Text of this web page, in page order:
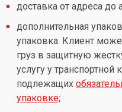
доставка от адреса до
дополнительная
упаковка. Клиент
груз в защитную
услугу у
подлежащих
упаковке;